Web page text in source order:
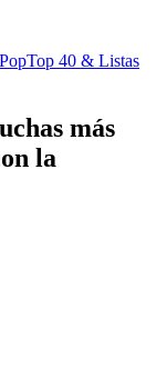
PopTop 40 & Listas
más
la